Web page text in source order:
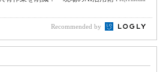
Recommended by